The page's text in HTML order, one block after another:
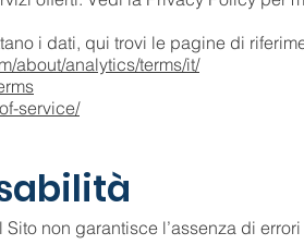
i dati, qui trovi le pagine di
about/analytics/terms/it/
service/
non garantisce l’assenza di